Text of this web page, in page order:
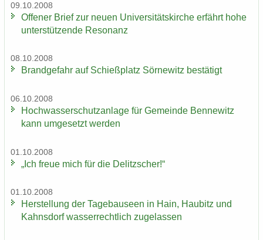
09.10.2008
Of­fe­ner Brief zur neuen Uni­ver­si­täts­kir­che er­fährt hohe
un­ter­stüt­zen­de Re­so­nanz
08.10.2008
Brand­ge­fahr auf Schieß­platz Sör­ne­witz be­stä­tigt
06.10.2008
Hoch­was­ser­schutz­an­la­ge für Ge­mein­de Ben­ne­witz
kann um­ge­setzt wer­den
01.10.2008
„Ich freue mich für die De­litz­scher!“
01.10.2008
Her­stel­lung der Ta­ge­bau­se­en in Hain, Hau­bitz und
Kahns­dorf was­ser­recht­lich zu­ge­las­sen